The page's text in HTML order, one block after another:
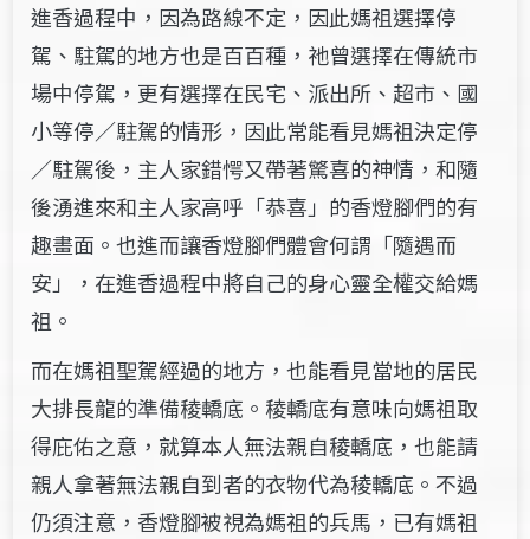
進香過程中，因為路線不定，因此媽祖選擇停
駕、駐駕的地方也是百百種，祂曾選擇在傳統市
場中停駕，更有選擇在民宅、派出所、超市、國
小等停／駐駕的情形，因此常能看見媽祖決定停
／駐駕後，主人家錯愕又帶著驚喜的神情，和隨
後湧進來和主人家高呼「恭喜」的香燈腳們的有
趣畫面。也進而讓香燈腳們體會何謂「隨遇而
安」，在進香過程中將自己的身心靈全權交給媽
祖。
而在媽祖聖駕經過的地方，也能看見當地的居民
大排長龍的準備稜轎底。稜轎底有意味向媽祖取
得庇佑之意，就算本人無法親自稜轎底，也能請
親人拿著無法親自到者的衣物代為稜轎底。不過
仍須注意，香燈腳被視為媽祖的兵馬，已有媽祖